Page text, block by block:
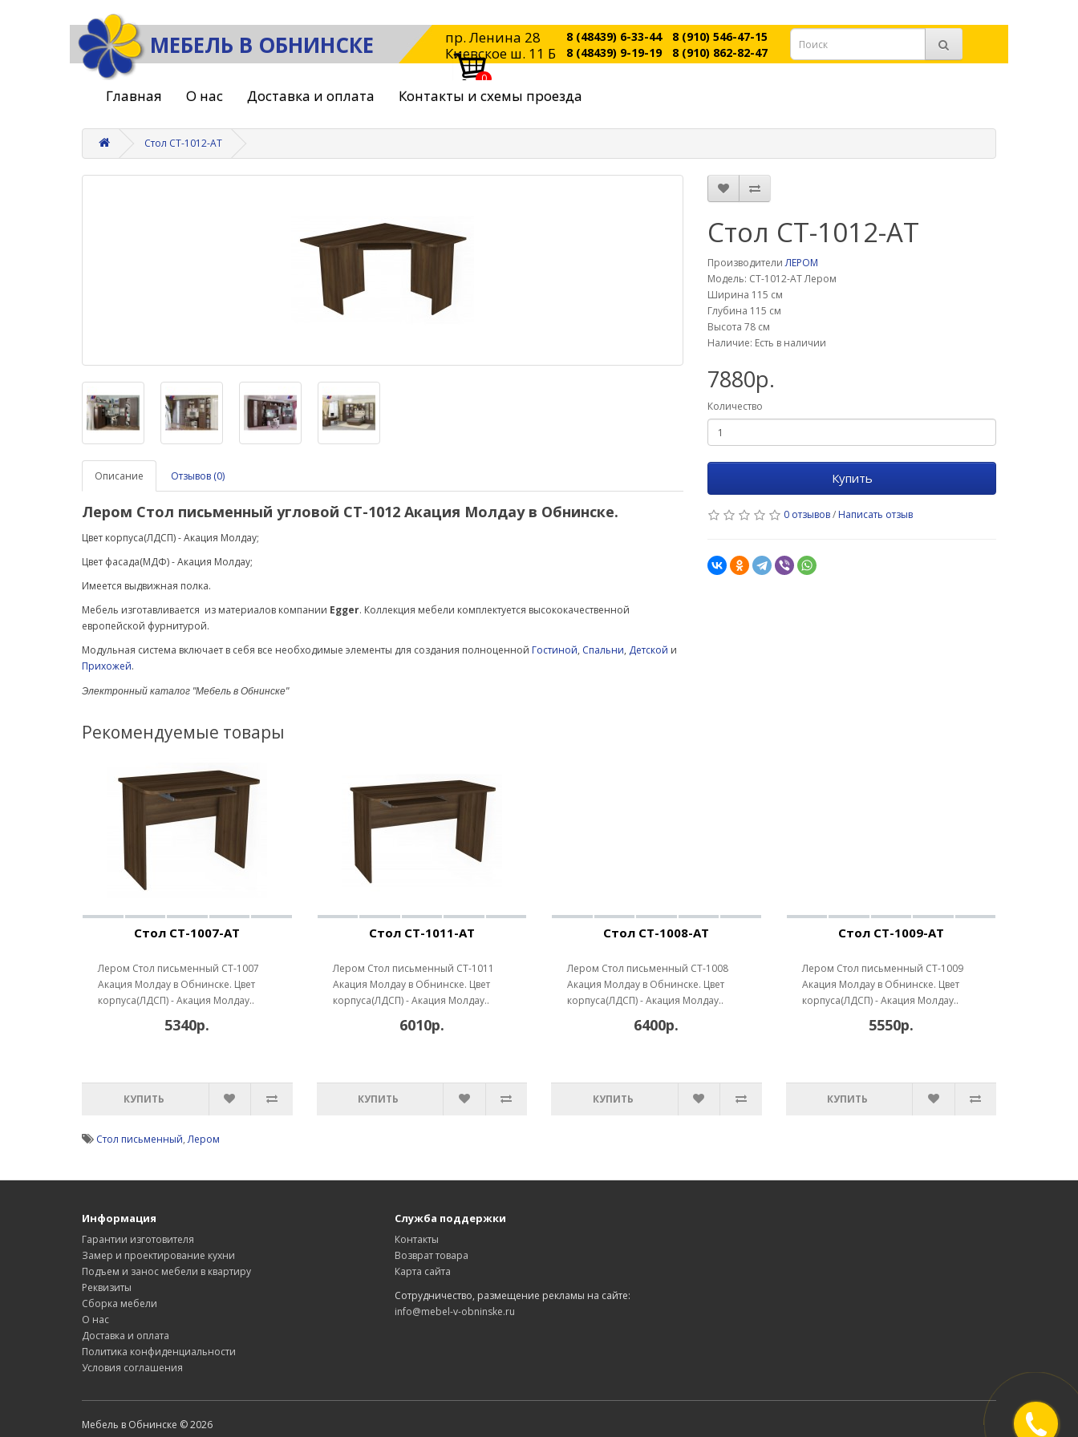
МЕБЕЛЬ В ОБНИНСКЕ
пр. Ленина 28
Киевское ш. 11 Б
8 (48439) 6-33-44
8 (48439) 9-19-19
8 (910) 546-47-15
8 (910) 862-82-47
0
Главная О нас Доставка и оплата Контакты и схемы проезда
Стол СТ-1012-АТ
Описание Отзывов (0)
Лером Стол письменный угловой СТ-1012 Акация Молдау в Обнинске.
Цвет корпуса(ЛДСП) - Акация Молдау;
Цвет фасада(МДФ) -Акация Молдау;
Имеется выдвижная полка.
Мебель изготавливается из материалов компании Egger. Коллекция мебели комплектуется высококачественной
европейской фурнитурой.
Модульная система включает в себя все необходимые элементы для создания полноценной Гостиной, Спальни, Детской и
Прихожей.
Электронный каталог "Мебель в Обнинске"
Стол СТ-1012-АТ
ПроизводителиЛЕРОМ
Модель: СТ-1012-АТ Лером
Ширина 115 см
Глубина 115 см
Высота 78 см
Наличие: Есть в наличии
7880р.
Количество
Купить
0 отзывов/ Написать отзыв
Рекомендуемые товары
Стол СТ-1007-АТ
Лером Стол письменный СТ-1007
Акация Молдау в Обнинске. Цвет
корпуса(ЛДСП) - Акация Молдау..
5340р.
КУПИТЬ
Стол СТ-1011-АТ
Лером Стол письменный СТ-1011
Акация Молдау в Обнинске. Цвет
корпуса(ЛДСП) - Акация Молдау..
6010р.
КУПИТЬ
Стол СТ-1008-АТ
Лером Стол письменный СТ-1008
Акация Молдау в Обнинске. Цвет
корпуса(ЛДСП) - Акация Молдау..
6400р.
КУПИТЬ
Стол СТ-1009-АТ
Лером Стол письменный СТ-1009
Акация Молдау в Обнинске. Цвет
корпуса(ЛДСП) - Акация Молдау..
5550р.
КУПИТЬ
Стол письменный,Лером
Информация
Гарантии изготовителя
Замер и проектирование кухни
Подъем и занос мебели в квартиру
Реквизиты
Сборка мебели
О нас
Доставка и оплата
Политика конфиденциальности
Условия соглашения
Служба поддержки
Контакты
Возврат товара
Карта сайта
Сотрудничество, размещение рекламы на сайте:
info@mebel-v-obninske.ru
Мебель в Обнинске © 2026